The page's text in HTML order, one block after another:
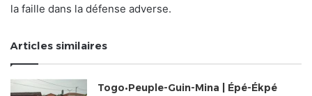
la faille dans la défense adverse.
Articles similaires
Togo•Peuple-Guin-Mina | Épé-Ékpé